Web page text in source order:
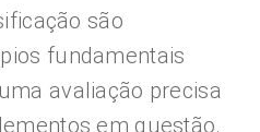
são
fundamentais
avaliação precisa
em questão.